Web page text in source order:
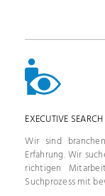
EXECUTIVE SEARCH
Wir sind
Erfahrung. Wir
richtigen
Suchprozess mit